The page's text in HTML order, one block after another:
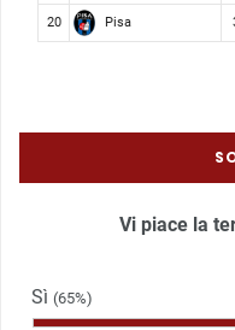
20 Pisa
Vi piace la
Sì (65%)